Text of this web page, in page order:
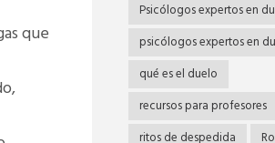
que
Psicólogos expertos en
psicólogos expertos en
qué es el duelo
recursos para profesores
ritos de despedida